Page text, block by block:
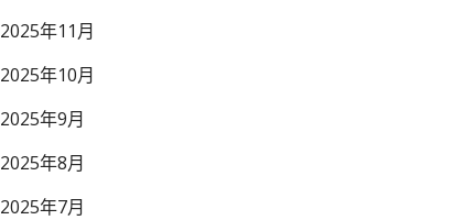
2025年11月
2025年10月
2025年9月
2025年8月
2025年7月